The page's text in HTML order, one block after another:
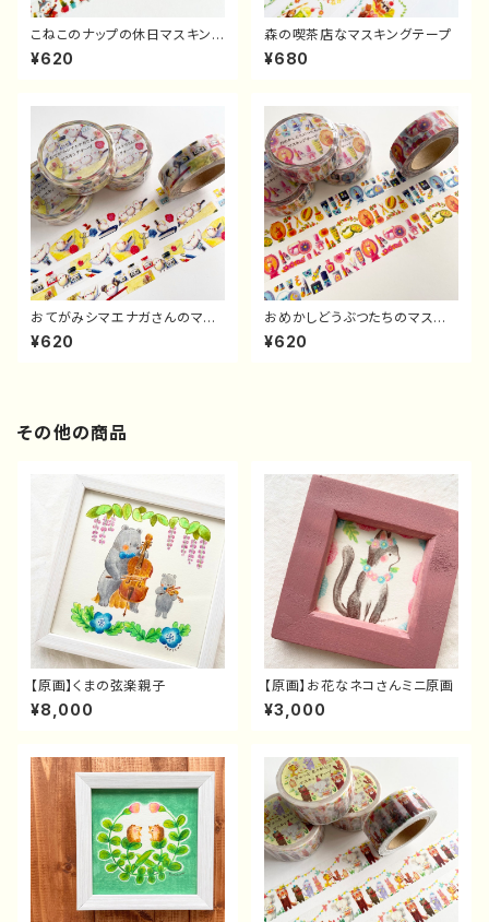
こねこのナップの休日マスキング
テープ
¥620
森の喫茶店なマスキングテープ
¥680
おてがみシマエナガさんのマス
キングテープ
¥620
おめかしどうぶつたちのマスキ
ングテープ
¥620
その他の商品
【原画】くまの弦楽親子
¥8,000
【原画】お花なネコさんミニ原画
¥3,000